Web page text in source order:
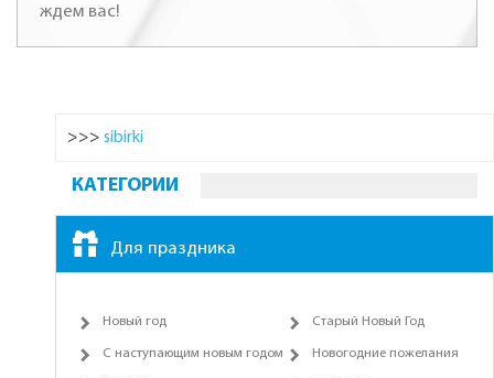
ждем вас!
>>> sibirki
КАТЕГОРИИ
Для праздника
Новый год Старый Новый Год
С наступающим новым годом Новогодние пожелания